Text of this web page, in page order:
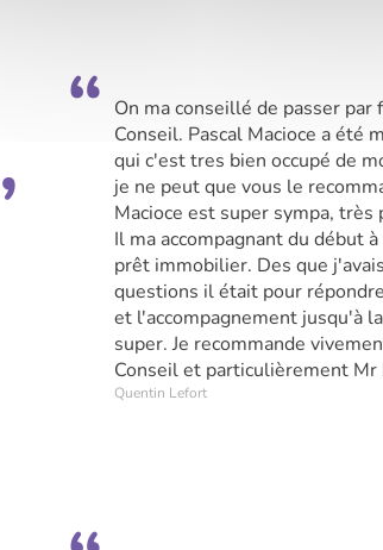
On ma conseillé de passer par
Conseil. Pascal Macioce a été
qui c'est tres bien occupé de
je ne peut que vous le
Macioce est super sympa, très
Il ma accompagnant du début
prêt immobilier. Des que
questions il était pour
et l'accompagnement jusqu'à
super. Je recommande
Conseil et particulièrement Mr
Quentin Lefort